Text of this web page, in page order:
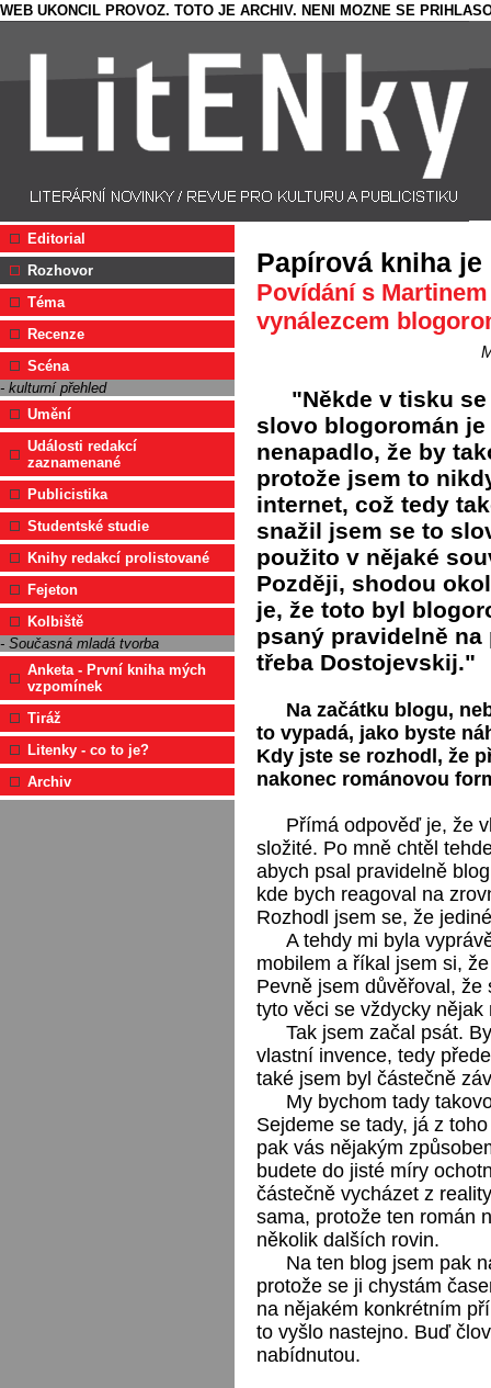
WEB UKONCIL PROVOZ. TOTO JE ARCHIV. NENI MOZNE SE
Editorial
Rozhovor
Téma
Recenze
Scéna
- kulturní přehled
Umění
Události redakcí
zaznamenané
Publicistika
Studentské studie
Knihy redakcí prolistované
Fejeton
Kolbiště
- Současná mladá tvorba
Anketa - První kniha mých
vzpomínek
Tiráž
Litenky - co to je?
Archiv
Papírová kniha je
Povídání s
vynálezcem
"Někde v tisku
slovo blogoromán
nenapadlo, že by
protože jsem to
internet, což tedy
snažil jsem se to
použito v nějaké
Později, shodou
je, že toto byl
psaný pravidelně
třeba Dostojevskij."
Na začátku blogu,
to vypadá, jako byste
Kdy jste se rozhodl, že
nakonec románovou
Přímá odpověď je, že
složité. Po mně chtěl
abych psal pravidelně
kde bych reagoval na
Rozhodl jsem se, že
A tehdy mi byla
mobilem a říkal jsem si,
Pevně jsem důvěřoval,
tyto věci se vždycky nějak
Tak jsem začal psát.
vlastní invence, tedy
také jsem byl částečně
My bychom tady
Sejdeme se tady, já z
pak vás nějakým
budete do jisté míry
částečně vycházet z
sama, protože ten román
několik dalších rovin.
Na ten blog jsem pak
protože se ji chystám
na nějakém konkrétním
to vyšlo nastejno. Buď
nabídnutou.